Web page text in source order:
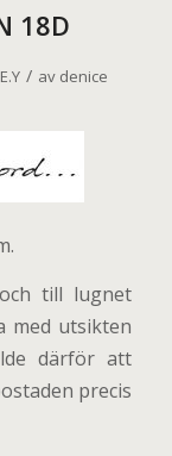
18D
/ av denice
till lugnet
med utsikten
därför att
precis